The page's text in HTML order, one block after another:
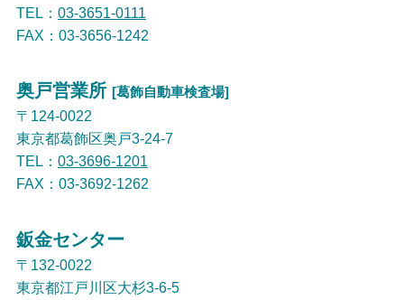
TEL： 03-3651-0111
FAX：03-3656-1242
奥戸営業所 [葛飾自動車検査場]
〒124-0022
東京都葛飾区奥戸3-24-7
TEL： 03-3696-1201
FAX：03-3692-1262
鈑金センター
〒132-0022
東京都江戸川区大杉3-6-5